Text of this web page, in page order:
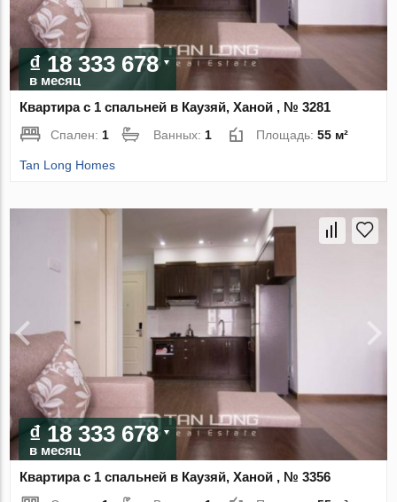
₫ 18 333 678
в месяц
Квартира с 1 спальней в Каузяй, Ханой , № 3281
Спален:1 Ванных:1 Площадь:55 м²
Tan Long Homes
₫ 18 333 678
в месяц
Квартира с 1 спальней в Каузяй, Ханой , № 3356